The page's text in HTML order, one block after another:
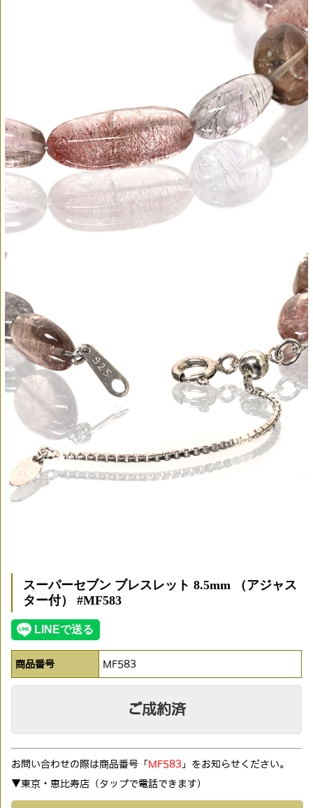
スーパーセブン ブレスレット 8.5mm （アジャス
ター付） #MF583
商品番号 MF583
ご成約済
お問い合わせの際は商品番号「 MF583 」をお知らせください。
▼東京・恵比寿店（タップで電話できます)